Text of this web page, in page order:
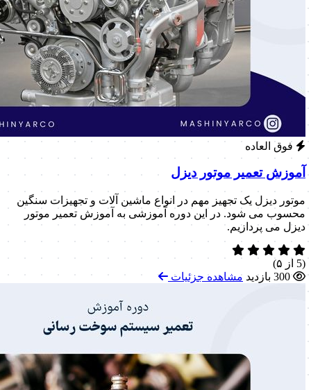
فوق العاده
آموزش تعمیر موتور دیزل
موتور دیزل یک تجهیز مهم در انواع ماشین آلات و تجهیزات سنگین
محسوب می شود. در این دوره آموزشی به آموزش تعمیر موتور
دیزل می پردازیم.
(5 از ۵)
300 بازدید
مشاهده جزئیات